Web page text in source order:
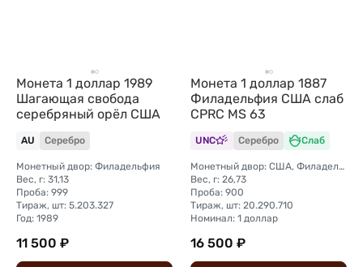
Монета 1 доллар 1989
Шагающая свобода
серебряный орёл США
AU Серебро
Монетный двор: Филадельфия
Вес, г: 31,13
Проба: 999
Тираж, шт: 5.203.327
Год: 1989
11 500 ₽
Монета 1 доллар 1887
Филадельфия США слаб
CPRC MS 63
UNC Серебро Слаб
Монетный двор: США, Филадельфия
Вес, г: 26,73
Проба: 900
Тираж, шт: 20.290.710
Номинал: 1 доллар
16 500 ₽